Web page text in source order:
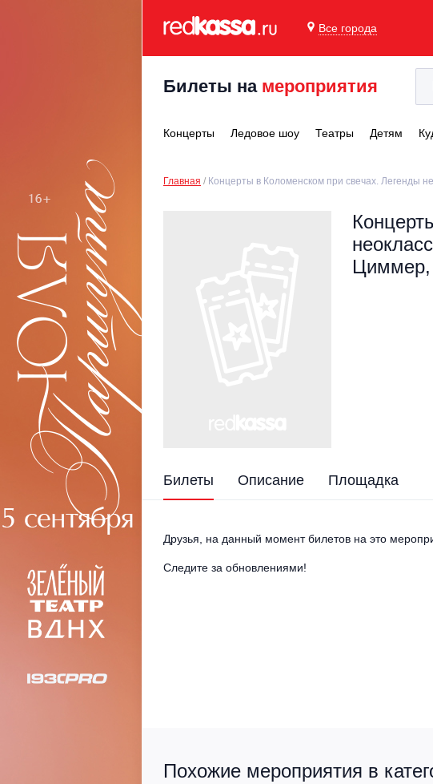
Все города
Билеты на мероприятия
Концерты Ледовое шоу Театры Детям
Главная Концерты в Коломенском при свечах. Легенды
Циммер,
Билеты Описание Площадка
Друзья, на данный момент билетов на это
Следите за обновлениями!
Похожие мероприятия в